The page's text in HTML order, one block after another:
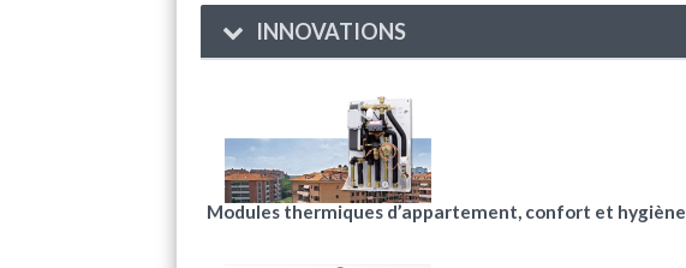
INNOVATIONS
Modules thermiques d’appartement, confort et hygiène